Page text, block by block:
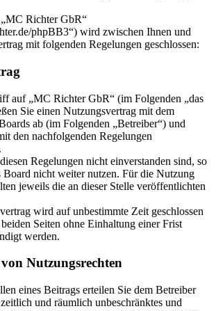
Richter GbR“
phpBB3“) wird zwischen Ihnen und
mit folgenden Regelungen geschlossen:
auf „MC Richter GbR“ (im Folgenden „das
Sie einen Nutzungsvertrag mit dem
ab (im Folgenden „Betreiber“) und
den nachfolgenden Regelungen
Regelungen nicht einverstanden sind, so
Board nicht weiter nutzen. Für die Nutzung
jeweils die an dieser Stelle veröffentlichten
wird auf unbestimmte Zeit geschlossen
Seiten ohne Einhaltung einer Frist
werden.
Nutzungsrechten
eines Beitrags erteilen Sie dem Betreiber
und räumlich unbeschränktes und